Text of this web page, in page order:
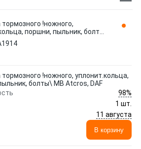
тормозного !ножного,
поршни, пыльник, болты\
DAF EKWA1914 EBS
тормозного !ножного, уплонит.кольца,
болты\ MB Atcros, DAF
98%
1 шт.
11 августа
В корзину